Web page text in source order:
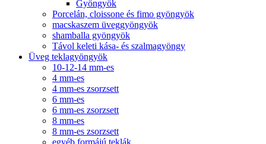
Gyöngyök
Porcelán, cloissone és fimo gyöngyök
macskaszem üveggyöngyök
shamballa gyöngyök
Távol keleti kása- és szalmagyöngy
Üveg teklagyöngyök
10-12-14 mm-es
4 mm-es
4 mm-es zsorzsett
6 mm-es
6 mm-es zsorzsett
8 mm-es
8 mm-es zsorzsett